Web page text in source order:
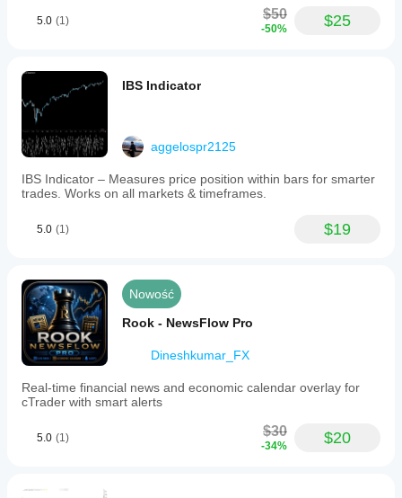
5.0 (1) $50
-50% $25
IBS Indicator
aggelospr2125
IBS Indicator – Measures price position within bars for smarter
trades. Works on all markets & timeframes.
5.0 (1) $19
Nowość
Rook - NewsFlow Pro
Dineshkumar_FX
Real-time financial news and economic calendar overlay for
cTrader with smart alerts
5.0 (1) $30
-34% $20